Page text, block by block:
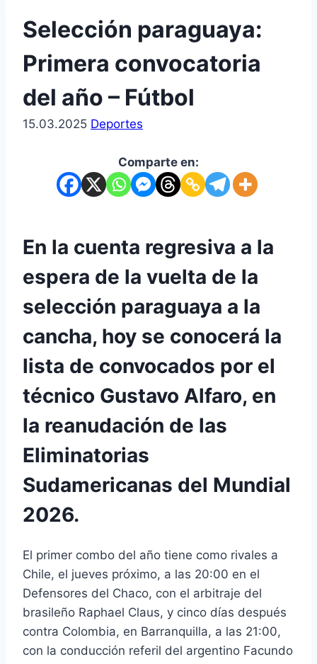
Selección paraguaya:
Primera convocatoria
del año – Fútbol
15.03.2025 Deportes
Comparte en:
En la cuenta regresiva a la
espera de la vuelta de la
selección paraguaya a la
cancha, hoy se conocerá la
lista de convocados por el
técnico Gustavo Alfaro, en
la reanudación de las
Eliminatorias
Sudamericanas del Mundial
2026.
El primer combo del año tiene como rivales a
Chile, el jueves próximo, a las 20:00 en el
Defensores del Chaco, con el arbitraje del
brasileño Raphael Claus, y cinco días después
contra Colombia, en Barranquilla, a las 21:00,
con la conducción referil del argentino Facundo